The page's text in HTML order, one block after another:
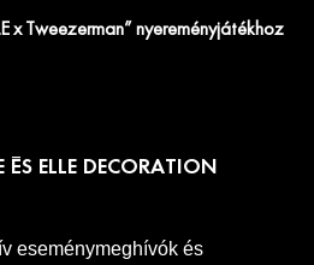
x Tweezerman” nyereményjátékhoz
ÉS ELLE DECORATION
eseménymeghívók és